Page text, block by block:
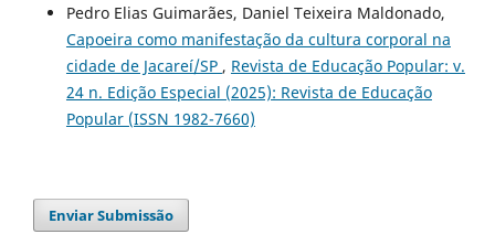
Pedro Elias Guimarães, Daniel Teixeira Maldonado,
Capoeira como manifestação da cultura corporal na
cidade de Jacareí/SP , Revista de Educação Popular: v.
24 n. Edição Especial (2025): Revista de Educação
Popular (ISSN 1982-7660)
Enviar Submissão